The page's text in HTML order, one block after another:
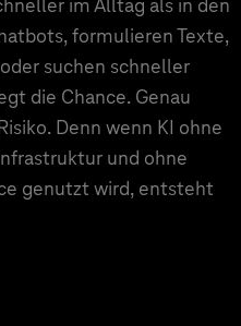
formulieren Texte,
suchen schneller
die Chance. Genau
Denn wenn KI ohne
und ohne
genutzt wird, entsteht